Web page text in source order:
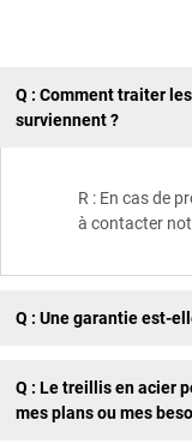
Q : Comment traiter
surviennent ?
R : En cas de
à contacter
Q : Une garantie est-
Q : Le treillis en acier
mes plans ou mes